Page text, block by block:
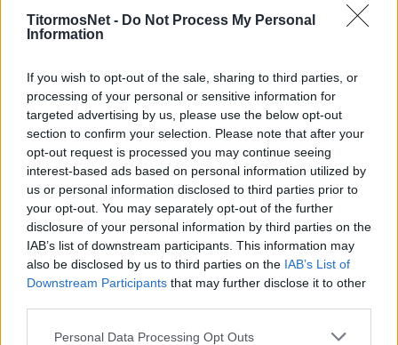
TitormosNet - Do Not Process My Personal
Information
If you wish to opt-out of the sale, sharing to third parties, or
processing of your personal or sensitive information for
targeted advertising by us, please use the below opt-out
section to confirm your selection. Please note that after your
opt-out request is processed you may continue seeing
interest-based ads based on personal information utilized by
us or personal information disclosed to third parties prior to
your opt-out. You may separately opt-out of the further
disclosure of your personal information by third parties on the
IAB’s list of downstream participants. This information may
also be disclosed by us to third parties on the IAB’s List of
Downstream Participants that may further disclose it to other
Personal Data Processing Opt Outs
Συγκεκριμένα στην ανακοίνωση του
Υπουργείου αναφέρεται: «Σήμερα, Τετάρτη
του Υπουργείου Υγείας, προκειμένου να
εξετάσει τα νεότερα επιδημιολογικά δεδομένα
της χώρας. Αποφασίστηκε τα μέτρα που
ισχύουν, να παραταθούν για μια εβδομάδα».
Σε αθλητικό επίπεδο, αυτό σημαίνει παράταση
του μέτρου πληρότητας 10% στα γήπεδα με
«ταβάνι» τα 1.000 στις κερκίδες.
Προς την κατεύθυνση της διατήρησης των
μέτρων είχε προϊδεάσει ο κυβερνητικός
εκπρόσωπος, Γιάννης Οικονόμου. Είχε κάνει